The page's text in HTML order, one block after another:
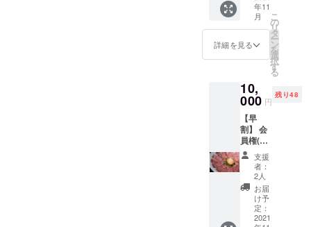
用可能
になる
権利
2021年
11月１
日 WEB
理させ
ていた
だきま
す。 2.
お好き
なペア
リング
ドリン
ク1杯付
き ・
である
熊本産
馬肉ス
テーキ
２５０
５０人
数量限
定にな
りま
す。
【注意
事項】
・ご
予約の
キャン
セルに
つきま
して
年11
月
詳細を見る
こ
の
リ
タ
ー
ン
を
選
択
す
る
10,
000 円
残り48
【早
割】 会
員権(１
万円相
当) × ５
品コー
ス6000
円 ※当
店は完
全会員
支援
者：
2人
お届
け予
定：
2021